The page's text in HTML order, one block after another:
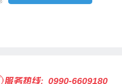
0990-6609180